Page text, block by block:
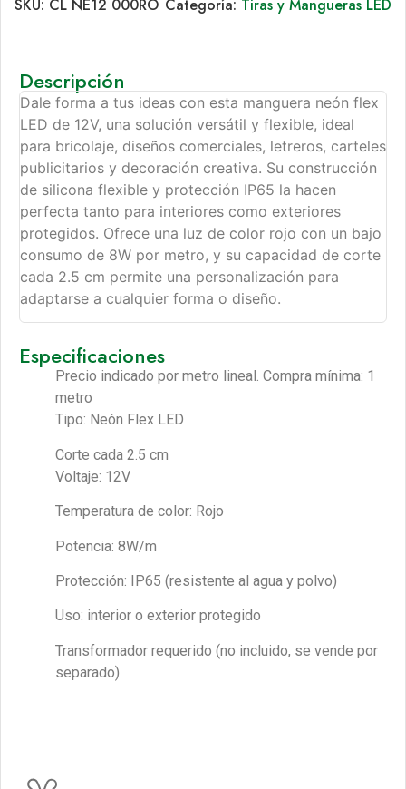
SKU: CL NE12 000RO Categoría: Tiras y Mangueras LED
Descripción
Dale forma a tus ideas con esta manguera neón flex
LED de 12V, una solución versátil y flexible, ideal
para bricolaje, diseños comerciales, letreros, carteles
publicitarios y decoración creativa. Su construcción
de silicona flexible y protección IP65 la hacen
perfecta tanto para interiores como exteriores
protegidos. Ofrece una luz de color rojo con un bajo
consumo de 8W por metro, y su capacidad de corte
cada 2.5 cm permite una personalización para
adaptarse a cualquier forma o diseño.
Especificaciones
Precio indicado por metro lineal. Compra mínima: 1
metro
Tipo: Neón Flex LED
Corte cada 2.5 cm
Voltaje: 12V
Temperatura de color: Rojo
Potencia: 8W/m
Protección: IP65 (resistente al agua y polvo)
Uso: interior o exterior protegido
Transformador requerido (no incluido, se vende por
separado)